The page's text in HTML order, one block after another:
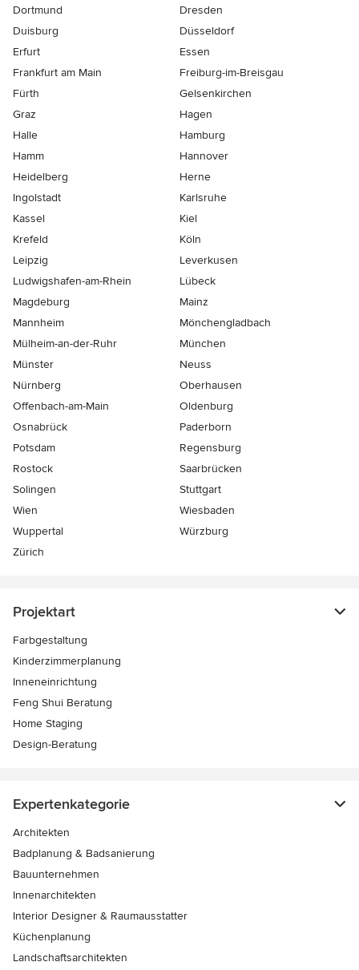
Dortmund
Dresden
Duisburg
Düsseldorf
Erfurt
Essen
Frankfurt am Main
Freiburg-im-Breisgau
Fürth
Gelsenkirchen
Graz
Hagen
Halle
Hamburg
Hamm
Hannover
Heidelberg
Herne
Ingolstadt
Karlsruhe
Kassel
Kiel
Krefeld
Köln
Leipzig
Leverkusen
Ludwigshafen-am-Rhein
Lübeck
Magdeburg
Mainz
Mannheim
Mönchen­gladbach
Mülheim-an-der-Ruhr
München
Münster
Neuss
Nürnberg
Oberhausen
Offenbach-am-Main
Oldenburg
Osnabrück
Paderborn
Potsdam
Regensburg
Rostock
Saarbrücken
Solingen
Stuttgart
Wien
Wiesbaden
Wuppertal
Würzburg
Zürich
Projektart
Farbgestaltung
Kinderzimmerplanung
Inneneinrichtung
Feng Shui Beratung
Home Staging
Design-Beratung
Expertenkategorie
Architekten
Badplanung & Badsanierung
Bauunternehmen
Innenarchitekten
Interior Designer & Raumausstatter
Küchenplanung
Landschaftsarchitekten